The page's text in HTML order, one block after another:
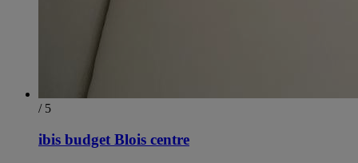
/ 5
ibis budget Blois centre